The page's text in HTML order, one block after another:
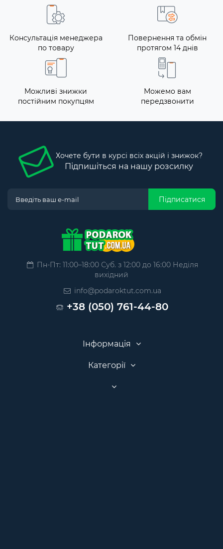
Консультація менеджера
по товару
Повернення та обмін
протягом 14 днів
Можливі знижки
постійним покупцям
Можемо вам
передзвонити
Хочете бути в курсі всіх акцій і знижок?
Підпишіться на нашу розсилку
Підписатися
Пн-Пт: 11:00–18:00 Суб. з 12:00 до 16:00 Неділя
вихідний
info@podaroktut.com.ua
+38 (050) 761-44-80
Інформація
Категорії